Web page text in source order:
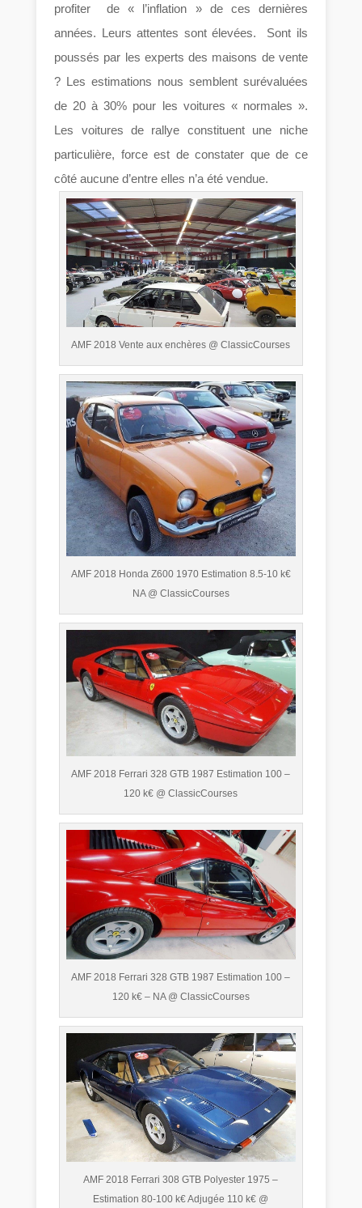
profiter de « l’inflation » de ces dernières
années. Leurs attentes sont élevées. Sont ils
poussés par les experts des maisons de vente
? Les estimations nous semblent surévaluées
de 20 à 30% pour les voitures « normales ».
Les voitures de rallye constituent une niche
particulière, force est de constater que de ce
côté aucune d’entre elles n’a été vendue.
AMF 2018 Vente aux enchères @ ClassicCourses
AMF 2018 Honda Z600 1970 Estimation 8.5-10 k€
NA @ ClassicCourses
AMF 2018 Ferrari 328 GTB 1987 Estimation 100 –
120 k€ @ ClassicCourses
AMF 2018 Ferrari 328 GTB 1987 Estimation 100 –
120 k€ – NA @ ClassicCourses
AMF 2018 Ferrari 308 GTB Polyester 1975 –
Estimation 80-100 k€ Adjugée 110 k€ @